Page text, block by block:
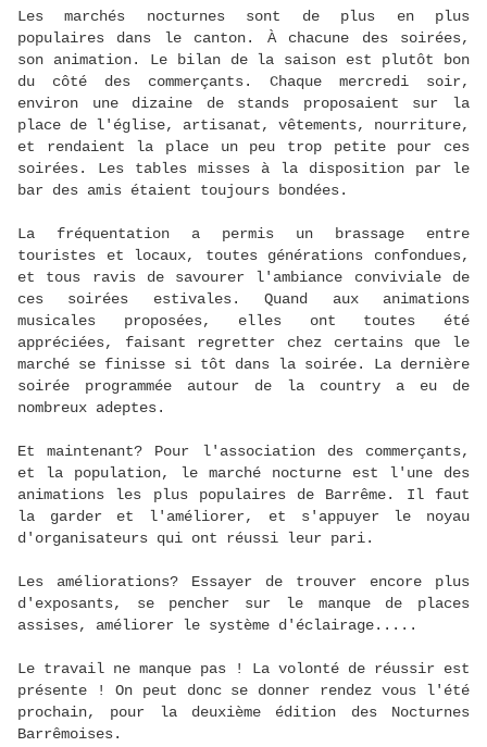
Les marchés nocturnes sont de plus en plus
populaires dans le canton. À chacune des soirées,
son animation. Le bilan de la saison est plutôt bon
du côté des commerçants. Chaque mercredi soir,
environ une dizaine de stands proposaient sur la
place de l'église, artisanat, vêtements, nourriture,
et rendaient la place un peu trop petite pour ces
soirées. Les tables misses à la disposition par le
bar des amis étaient toujours bondées.
La fréquentation a permis un brassage entre
touristes et locaux, toutes générations confondues,
et tous ravis de savourer l'ambiance conviviale de
ces soirées estivales. Quand aux animations
musicales proposées, elles ont toutes été
appréciées, faisant regretter chez certains que le
marché se finisse si tôt dans la soirée. La dernière
soirée programmée autour de la country a eu de
nombreux adeptes.
Et maintenant? Pour l'association des commerçants,
et la population, le marché nocturne est l'une des
animations les plus populaires de Barrême. Il faut
la garder et l'améliorer, et s'appuyer le noyau
d'organisateurs qui ont réussi leur pari.
Les améliorations? Essayer de trouver encore plus
d'exposants, se pencher sur le manque de places
assises, améliorer le système d'éclairage.....
Le travail ne manque pas ! La volonté de réussir est
présente ! On peut donc se donner rendez vous l'été
prochain, pour la deuxième édition des Nocturnes
Barrêmoises.